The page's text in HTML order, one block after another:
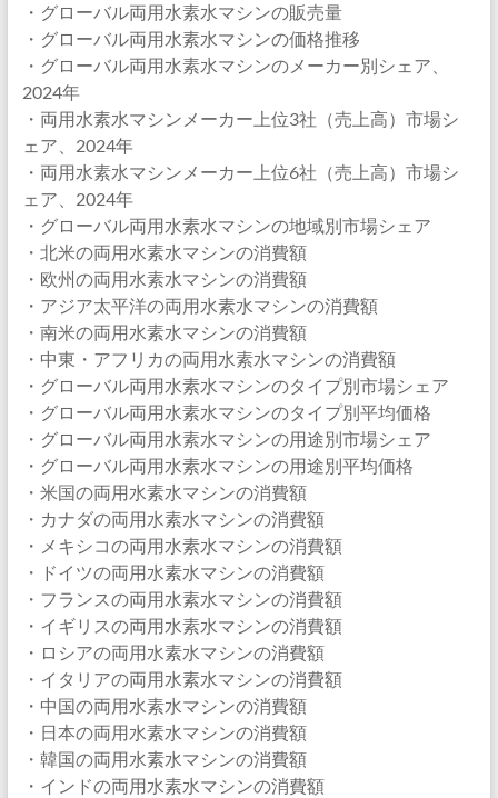
・グローバル両用水素水マシンの販売量
・グローバル両用水素水マシンの価格推移
・グローバル両用水素水マシンのメーカー別シェア、
2024年
・両用水素水マシンメーカー上位3社（売上高）市場シ
ェア、2024年
・両用水素水マシンメーカー上位6社（売上高）市場シ
ェア、2024年
・グローバル両用水素水マシンの地域別市場シェア
・北米の両用水素水マシンの消費額
・欧州の両用水素水マシンの消費額
・アジア太平洋の両用水素水マシンの消費額
・南米の両用水素水マシンの消費額
・中東・アフリカの両用水素水マシンの消費額
・グローバル両用水素水マシンのタイプ別市場シェア
・グローバル両用水素水マシンのタイプ別平均価格
・グローバル両用水素水マシンの用途別市場シェア
・グローバル両用水素水マシンの用途別平均価格
・米国の両用水素水マシンの消費額
・カナダの両用水素水マシンの消費額
・メキシコの両用水素水マシンの消費額
・ドイツの両用水素水マシンの消費額
・フランスの両用水素水マシンの消費額
・イギリスの両用水素水マシンの消費額
・ロシアの両用水素水マシンの消費額
・イタリアの両用水素水マシンの消費額
・中国の両用水素水マシンの消費額
・日本の両用水素水マシンの消費額
・韓国の両用水素水マシンの消費額
・インドの両用水素水マシンの消費額